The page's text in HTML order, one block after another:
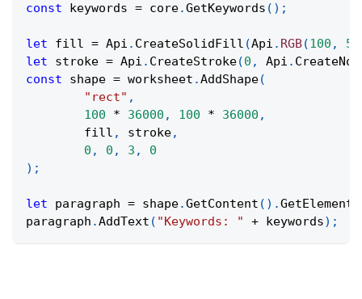
const keywords = core.GetKeywords ( ) ;
let fill = Api . CreateSolidFill (Api . RGB(100 , 50
let stroke = Api . CreateStroke(0 , Api .
const shape = worksheet .AddShape(
"rect" ,
100
* 36000 , 100 * 36000 ,
	fill
, stroke,
0 , 0 , 3 ,
0
) ;
let paragraph = shape.GetContent ( ) .GetElement
paragraph .AddText ( "Keywords: " + keywords) ;